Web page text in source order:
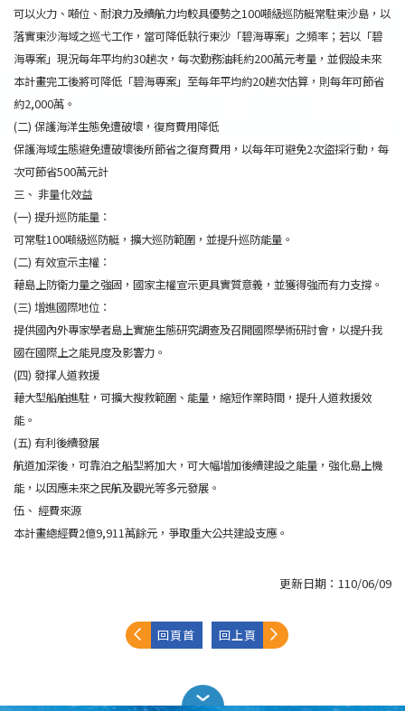
可以火力、噸位、耐浪力及續航力均較具優勢之100噸級巡防艇常駐東沙島，以
落實東沙海域之巡弋工作，當可降低執行東沙「碧海專案」之頻率；若以「碧
海專案」現況每年平均約30趟次，每次勤務油耗約200萬元考量，並假設未來
本計畫完工後將可降低「碧海專案」至每年平均約20趟次估算，則每年可節省
約2,000萬。
(二) 保護海洋生態免遭破壞，復育費用降低
保護海域生態避免遭破壞後所節省之復育費用，以每年可避免2次盜採行動，每
次可節省500萬元計
三、 非量化效益
(一) 提升巡防能量：
可常駐100噸級巡防艇，擴大巡防範圍，並提升巡防能量。
(二) 有效宣示主權：
藉島上防衛力量之強固，國家主權宣示更具實質意義，並獲得強而有力支撐。
(三) 增進國際地位：
提供國內外專家學者島上實施生態研究調查及召開國際學術研討會，以提升我
國在國際上之能見度及影響力。
(四) 發揮人道救援
藉大型船舶進駐，可擴大搜救範圍、能量，縮短作業時間，提升人道救援效
能。
(五) 有利後續發展
航道加深後，可靠泊之船型將加大，可大幅增加後續建設之能量，強化島上機
能，以因應未來之民航及觀光等多元發展。
伍、 經費來源
本計畫總經費2億9,911萬餘元，爭取重大公共建設支應。
更新日期： 110/06/09
回頁首 回上頁